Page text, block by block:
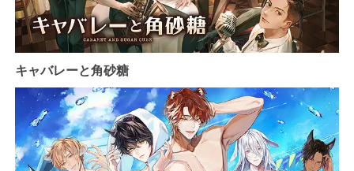
キャバレーと角砂糖